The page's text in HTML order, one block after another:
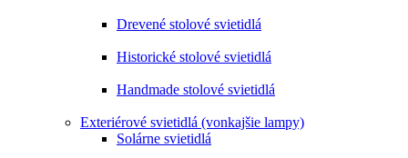
Drevené stolové svietidlá
Historické stolové svietidlá
Handmade stolové svietidlá
Exteriérové svietidlá (vonkajšie lampy)
Solárne svietidlá